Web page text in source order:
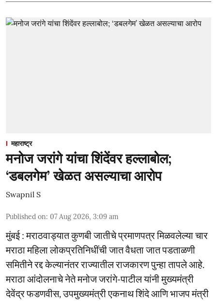
महाराष्ट्र
मनोज जरांगे यांचा शिंदेंवर हल्लाबोल;
‘डबलगेम’ खेळत असल्याचा आरोप
Swapnil S
Published on: 07 Aug 2026, 3:09 am
मुंबई : मराठवाड्यात कुणबी जातीचे प्रमाणपत्र मिळवलेल्या चार
मराठा महिला लोकप्रतिनिधींची जात वैधता जात पडताळणी
समितीने रद्द केल्यानंतर राज्यातील राजकारण पुन्हा तापले आहे.
मराठा आंदोलनाचे नेते मनोज जरांगे-पाटील यांनी मुख्यमंत्री
देवेंद्र फडणवीस, उपमुख्यमंत्री एकनाथ शिंदे आणि भाजप मंत्री